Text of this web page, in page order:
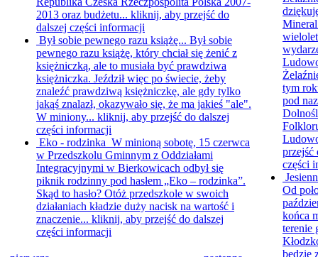
2013 oraz budżetu... kliknij, aby przejść do
dalszej części informacji
Był sobie pewnego razu książę... Był sobie
pewnego razu książę, który chciał się żenić z
księżniczką, ale to musiała być prawdziwa
księżniczka. Jeździł więc po świecie, żeby
znaleźć prawdziwą księżniczkę, ale gdy tylko
jakąś znalazł, okazywało się, że ma jakieś "ale".
W miniony... kliknij, aby przejść do dalszej
części informacji
Eko - rodzinka W minioną sobotę, 15 czerwca
w Przedszkolu Gminnym z Oddziałami
Integracyjnymi w Bierkowicach odbył się
piknik rodzinny pod hasłem „Eko – rodzinka”.
Skąd to hasło? Otóż przedszkole w swoich
działaniach kładzie duży nacisk na wartość i
znaczenie... kliknij, aby przejść do dalszej
części informacji
tym
pod
przejść
części
Od
końca
terenie
będzie